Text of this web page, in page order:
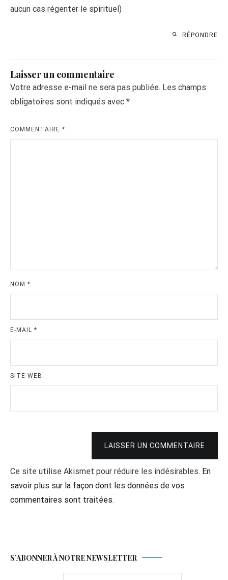
aucun cas régenter le spirituel)
RÉPONDRE
Laisser un commentaire
Votre adresse e-mail ne sera pas publiée. Les champs
obligatoires sont indiqués avec *
COMMENTAIRE *
NOM *
E-MAIL *
SITE WEB
LAISSER UN COMMENTAIRE
Ce site utilise Akismet pour réduire les indésirables. En
savoir plus sur la façon dont les données de vos
commentaires sont traitées.
S’ABONNER À NOTRE NEWSLETTER